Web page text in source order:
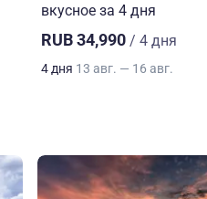
вкусное за 4 дня
RUB 34,990 / 4 дня
4 дня 13 авг. — 16 авг.